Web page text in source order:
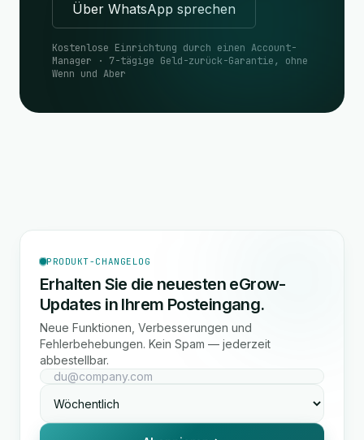
Über WhatsApp sprechen
Kostenlose Einrichtung durch einen Account-
Manager · 7-tägige Geld-zurück-Garantie, ohne
Wenn und Aber
PRODUKT-CHANGELOG
Erhalten Sie die neuesten eGrow-
Updates in Ihrem Posteingang.
Neue Funktionen, Verbesserungen und
Fehlerbehebungen. Kein Spam — jederzeit
abbestellbar.